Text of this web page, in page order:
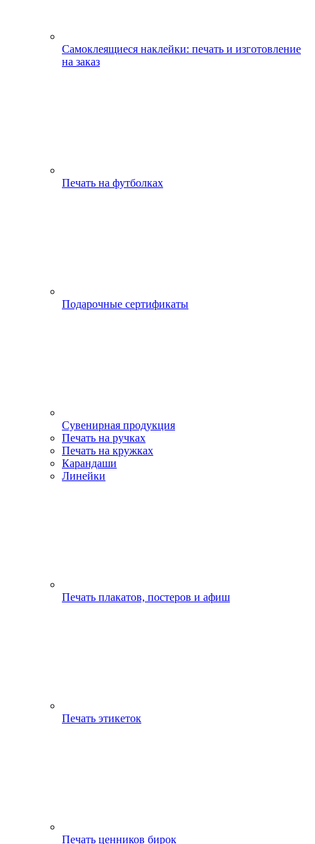
Самоклеящиеся наклейки: печать и изготовление
на заказ
Печать на футболках
Подарочные сертификаты
Сувенирная продукция
Печать на ручках
Печать на кружках
Карандаши
Линейки
Печать плакатов, постеров и афиш
Печать этикеток
Печать ценников бирок